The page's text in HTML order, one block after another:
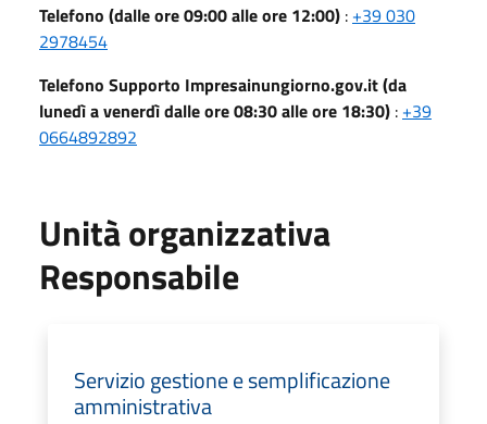
Telefono (dalle ore 09:00 alle ore 12:00) : +39 030
2978454
Telefono Supporto Impresainungiorno.gov.it (da
lunedì a venerdì dalle ore 08:30 alle ore 18:30) : +39
0664892892
Unità organizzativa
Responsabile
Servizio gestione e semplificazione
amministrativa